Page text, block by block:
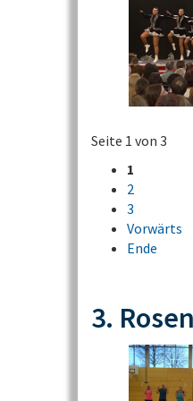
Seite 1 von 3
1
2
3
Vorwärts
Ende
3.